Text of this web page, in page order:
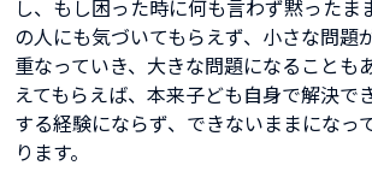
し、もし困った時に何も言わず黙ったま
の人にも気づいてもらえず、小さな問題
重なっていき、大きな問題になることも
えてもらえば、本来子ども自身で解決で
する経験にならず、できないままになっ
ります。